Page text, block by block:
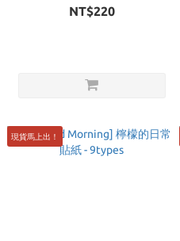
NT$220
現貨馬上出！